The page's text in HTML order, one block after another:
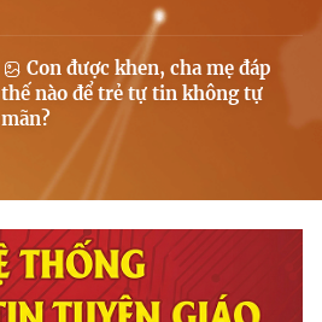
Con được khen, cha mẹ đáp
thế nào để trẻ tự tin không tự
mãn?